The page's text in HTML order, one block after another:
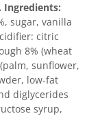
sugar, vanilla
citric
8% (wheat
sunflower,
low-fat
diglycerides
syrup,